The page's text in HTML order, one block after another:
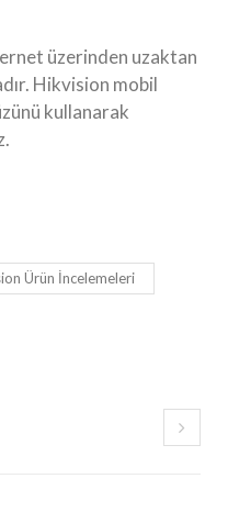
üzerinden uzaktan
Hikvision mobil
kullanarak
Ürün İncelemeleri